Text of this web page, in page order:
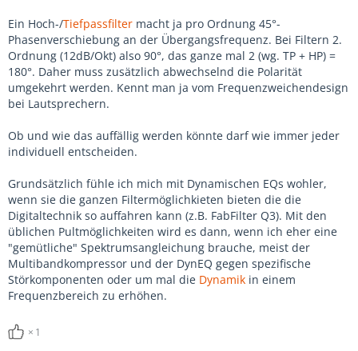
Ein Hoch-/Tiefpassfilter macht ja pro Ordnung 45°-
Phasenverschiebung an der Übergangsfrequenz. Bei Filtern 2.
Ordnung (12dB/Okt) also 90°, das ganze mal 2 (wg. TP + HP) =
180°. Daher muss zusätzlich abwechselnd die Polarität
umgekehrt werden. Kennt man ja vom Frequenzweichendesign
bei Lautsprechern.
Ob und wie das auffällig werden könnte darf wie immer jeder
individuell entscheiden.
Grundsätzlich fühle ich mich mit Dynamischen EQs wohler,
wenn sie die ganzen Filtermöglichkieten bieten die die
Digitaltechnik so auffahren kann (z.B. FabFilter Q3). Mit den
üblichen Pultmöglichkeiten wird es dann, wenn ich eher eine
"gemütliche" Spektrumsangleichung brauche, meist der
Multibandkompressor und der DynEQ gegen spezifische
Störkomponenten oder um mal die Dynamik in einem
Frequenzbereich zu erhöhen.
1